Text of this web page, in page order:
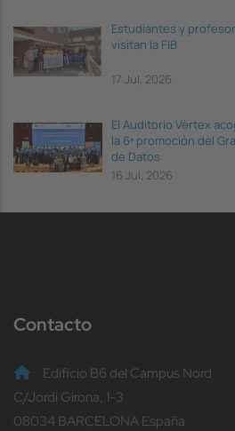
Estudiantes y
visitan la FIB
17 Jul, 2026
El Auditorio Vèrtex
la 6ª promoción del
de Datos
16 Jul, 2026
Contacto
Edificio B6 del Campus Nord
C/Jordi Girona, 1-3
08034 BARCELONA España